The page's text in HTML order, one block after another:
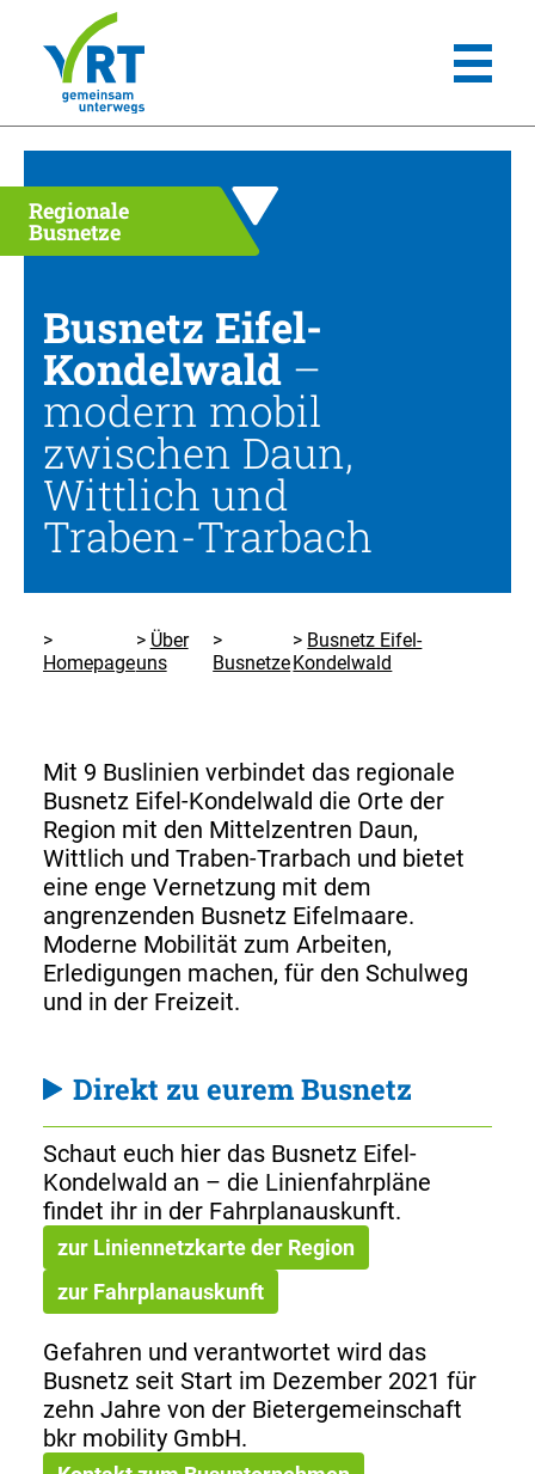
Regionale
Busnetze
Busnetz Eifel-
Kondelwald –
modern mobil
zwischen Daun,
Wittlich und
Traben-Trarbach
Homepage
Über
uns
Busnetze
Busnetz Eifel-
Kondelwald
Mit 9 Buslinien verbindet das regionale
Busnetz Eifel-Kondelwald die Orte der
Region mit den Mittelzentren Daun,
Wittlich und Traben-Trarbach und bietet
eine enge Vernetzung mit dem
angrenzenden Busnetz Eifelmaare.
Moderne Mobilität zum Arbeiten,
Erledigungen machen, für den Schulweg
und in der Freizeit.
Direkt zu eurem Busnetz
Schaut euch hier das Busnetz Eifel-
Kondelwald an – die Linienfahrpläne
findet ihr in der Fahrplanauskunft.
zur Liniennetzkarte der Region
zur Fahrplanauskunft
Gefahren und verantwortet wird das
Busnetz seit Start im Dezember 2021 für
zehn Jahre von der Bietergemeinschaft
bkr mobility GmbH.